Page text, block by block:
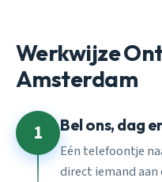
Werkwijze
Amsterdam
1 Bel ons, dag
Eén telefoontje
direct iemand aan